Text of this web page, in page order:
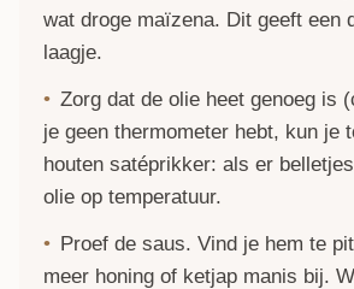
wat droge maïzena. Dit geeft een
laagje.
Zorg dat de olie heet genoeg is
je geen thermometer hebt, kun je
houten satéprikker: als er
olie op temperatuur.
Proef de saus. Vind je hem te
meer honing of ketjap manis bij.